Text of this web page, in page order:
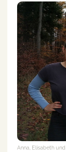
Anna, Elisabeth